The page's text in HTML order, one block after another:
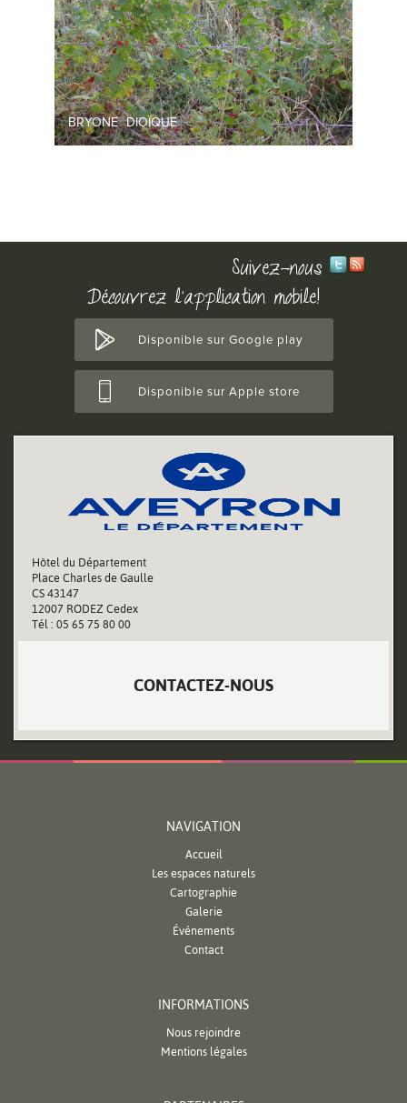
BRYONE DIOÏQUE
Suivez-nous
Découvrez l'application mobile!
Disponible sur Google play
Disponible sur Apple store
Hôtel du Département
Place Charles de Gaulle
CS 43147
12007 RODEZ Cedex
Tél : 05 65 75 80 00
CONTACTEZ-NOUS
NAVIGATION
Accueil
Les espaces naturels
Cartographie
Galerie
Événements
Contact
INFORMATIONS
Nous rejoindre
Mentions légales